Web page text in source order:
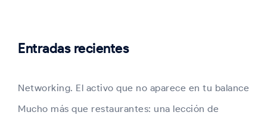
Entradas recientes
Networking. El activo que no aparece en tu balance
Mucho más que restaurantes: una lección de